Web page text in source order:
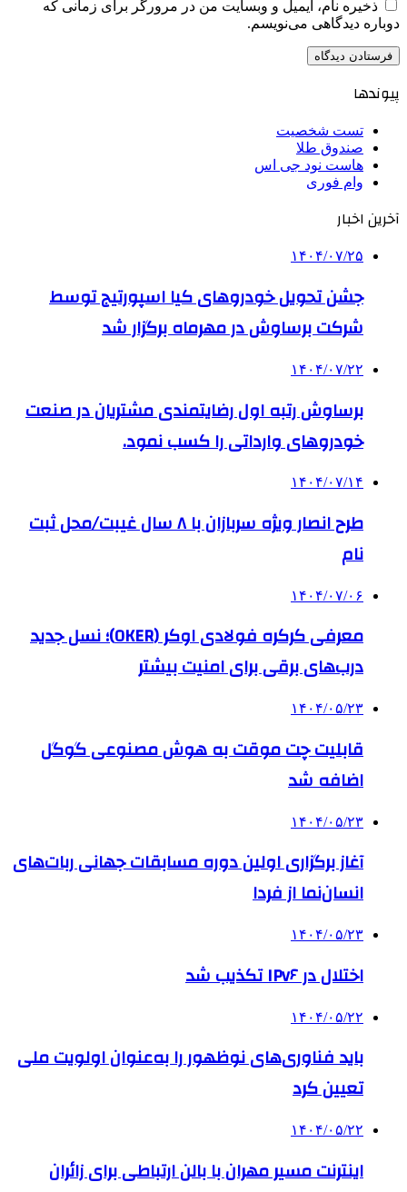
ذخیره نام، ایمیل و وبسایت من در مرورگر برای زمانی که
دوباره دیدگاهی می‌نویسم.
پیوندها
تست شخصیت
صندوق طلا
هاست نود جی اس
وام فوری
آخرین اخبار
۱۴۰۴/۰۷/۲۵
جشن تحویل خودروهای کیا اسپورتیج توسط
شرکت برساوش در مهرماه برگزار شد
۱۴۰۴/۰۷/۲۲
برساوش رتبه اول رضایتمندی مشتریان در صنعت
خودروهای وارداتی را کسب نمود.
۱۴۰۴/۰۷/۱۴
طرح انصار ویژه سربازان با ۸ سال غیبت/محل ثبت
نام
۱۴۰۴/۰۷/۰۶
معرفی کرکره فولادی اوکر (OKER)؛ نسل جدید
درب‌های برقی برای امنیت بیشتر
۱۴۰۴/۰۵/۲۳
قابلیت چت موقت به هوش مصنوعی گوگل
اضافه شد
۱۴۰۴/۰۵/۲۳
آغاز برگزاری اولین دوره مسابقات جهانی ربات‌های
انسان‌نما از فردا
۱۴۰۴/۰۵/۲۳
اختلال در IPv۶ تکذیب شد
۱۴۰۴/۰۵/۲۲
باید فناوری‌های نوظهور را به‌عنوان اولویت ملی
تعیین کرد
۱۴۰۴/۰۵/۲۲
اینترنت مسیر مهران با بالن ارتباطی برای زائران